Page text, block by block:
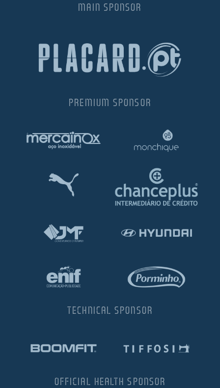
MAIN SPONSOR
PREMIUM SPONSOR
TECHNICAL SPONSOR
OFFICIAL HEALTH SPONSOR